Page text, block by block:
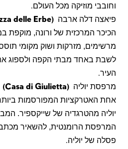
וחובבי מוזיקה מכל העולם.
פיאצה דלה ארבה (Piazza delle Erbe)
הכיכר המרכזית של ורונה, מוקפת
מרשימים, מזרקות ושוק מקומי תוסס.
לשבת באחד מבתי הקפה ולספוג את
העיר.
מרפסת יוליה (Casa di Giulietta)
אחת האטרקציות המפורסמות
יוליה מהטרגדיה של שייקספיר.
המרפסת הרומנטית, להשאיר
פסלה של יוליה.